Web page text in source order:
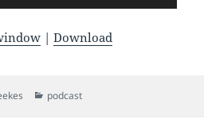
|Download
Categories
podcast